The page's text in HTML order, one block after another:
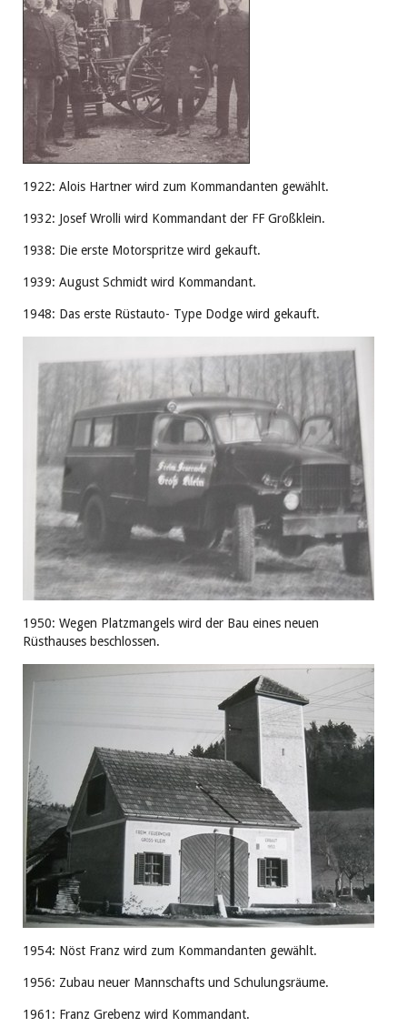
1922: Alois Hartner wird zum Kommandanten gewählt.
1932: Josef Wrolli wird Kommandant der FF Großklein.
1938: Die erste Motorspritze wird gekauft.
1939: August Schmidt wird Kommandant.
1948: Das erste Rüstauto- Type Dodge wird gekauft.
1950: Wegen Platzmangels wird der Bau eines neuen
Rüsthauses beschlossen.
1954: Nöst Franz wird zum Kommandanten gewählt.
1956: Zubau neuer Mannschafts und Schulungsräume.
1961: Franz Grebenz wird Kommandant.